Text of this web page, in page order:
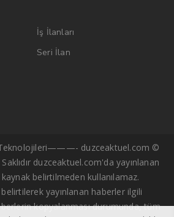
İş İlanları
Seri İlan
duzceaktuel.com ©
duzceaktuel.com'da yayınlanan
belirtilmeden kullanılamaz.
belirtilerek yayınlanan haberler ilgili
kopyalanması durumunda, tüm